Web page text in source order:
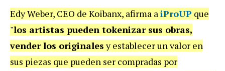
Edy Weber, CEO de Koibanx, afirma aiProUP que
"los artistas pueden tokenizar sus obras,
vender los originalesy establecer un valor en
sus piezas que pueden ser compradas por